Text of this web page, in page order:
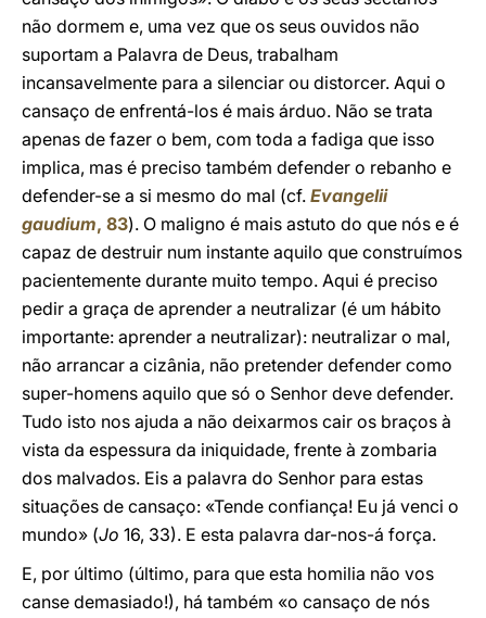
não dormem e, uma vez que os seus ouvidos não
suportam a Palavra de Deus, trabalham
incansavelmente para a silenciar ou distorcer. Aqui o
cansaço de enfrentá-los é mais árduo. Não se trata
apenas de fazer o bem, com toda a fadiga que isso
implica, mas é preciso também defender o rebanho e
defender-se a si mesmo do mal (cf. Evangelii
gaudium, 83). O maligno é mais astuto do que nós e é
capaz de destruir num instante aquilo que construímos
pacientemente durante muito tempo. Aqui é preciso
pedir a graça de aprender a neutralizar (é um hábito
importante: aprender a neutralizar): neutralizar o mal,
não arrancar a cizânia, não pretender defender como
super-homens aquilo que só o Senhor deve defender.
Tudo isto nos ajuda a não deixarmos cair os braços à
vista da espessura da iniquidade, frente à zombaria
dos malvados. Eis a palavra do Senhor para estas
situações de cansaço: «Tende confiança! Eu já venci o
mundo» (Jo 16, 33). E esta palavra dar-nos-á força.
E, por último (último, para que esta homilia não vos
canse demasiado!), há também «o cansaço de nós